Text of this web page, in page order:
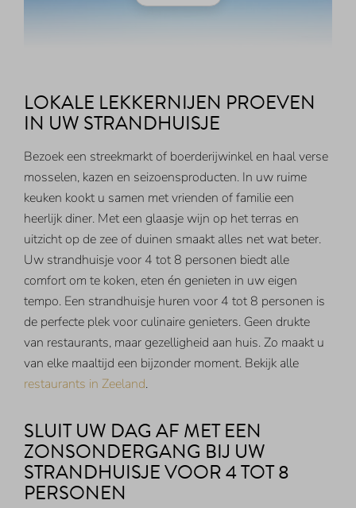
LOKALE LEKKERNIJEN PROEVEN
IN UW STRANDHUISJE
Bezoek een streekmarkt of boerderijwinkel en haal verse
mosselen, kazen en seizoensproducten. In uw ruime
keuken kookt u samen met vrienden of familie een
heerlijk diner. Met een glaasje wijn op het terras en
uitzicht op de zee of duinen smaakt alles net wat beter.
Uw strandhuisje voor 4 tot 8 personen biedt alle
comfort om te koken, eten én genieten in uw eigen
tempo. Een strandhuisje huren voor 4 tot 8 personen is
de perfecte plek voor culinaire genieters. Geen drukte
van restaurants, maar gezelligheid aan huis. Zo maakt u
van elke maaltijd een bijzonder moment. Bekijk alle
restaurants in Zeeland.
SLUIT UW DAG AF MET EEN
ZONSONDERGANG BIJ UW
STRANDHUISJE VOOR 4 TOT 8
PERSONEN